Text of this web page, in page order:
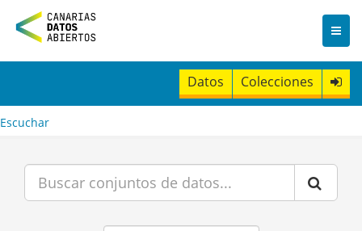
n
t
Datos Colecciones
Escuchar